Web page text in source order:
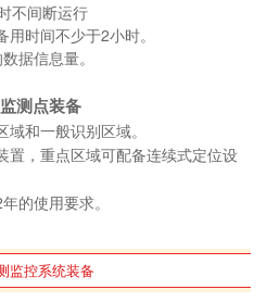
不间断运行
时间不少于2小时。
据信息量。
测点装备
和一般识别区域。
置，重点区域可配备连续式定位设
的使用要求。
监控系统装备